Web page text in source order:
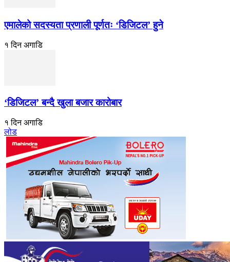
एमालेको सदस्यता प्रणाली पूर्णतः ‘डिजिटल’ हुने
१ दिन अगाडि
‘डिजिटल’ बन्दै खुला बजार कारोबार
१ दिन अगाडि
लोड